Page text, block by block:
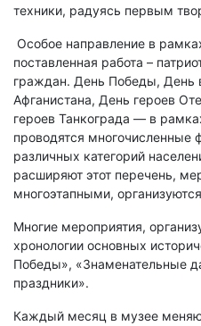
техники, радуясь первым
Особое направление в
поставленная работа –
граждан. День Победы, День
Афганистана, День героев
героев Танкограда — в
проводятся
различных категорий
расширяют этот перечень,
многоэтапными,
Многие мероприятия,
хронологии основных
Победы», «Знаменательные
праздники».
Каждый месяц в музее